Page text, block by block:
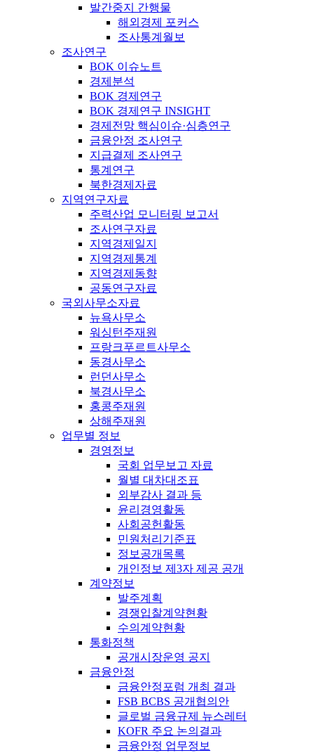
발간중지 간행물
해외경제 포커스
조사통계월보
조사연구
BOK 이슈노트
경제분석
BOK 경제연구
BOK 경제연구 INSIGHT
경제전망 핵심이슈·심층연구
금융안정 조사연구
지급결제 조사연구
통계연구
북한경제자료
지역연구자료
주력산업 모니터링 보고서
조사연구자료
지역경제일지
지역경제통계
지역경제동향
공동연구자료
국외사무소자료
뉴욕사무소
워싱턴주재원
프랑크푸르트사무소
동경사무소
런던사무소
북경사무소
홍콩주재원
상해주재원
업무별 정보
경영정보
국회 업무보고 자료
월별 대차대조표
외부감사 결과 등
윤리경영활동
사회공헌활동
민원처리기준표
정보공개목록
개인정보 제3자 제공 공개
계약정보
발주계획
경쟁입찰계약현황
수의계약현황
통화정책
공개시장운영 공지
금융안정
금융안정포럼 개최 결과
FSB BCBS 공개협의안
글로벌 금융규제 뉴스레터
KOFR 주요 논의결과
금융안정 업무정보